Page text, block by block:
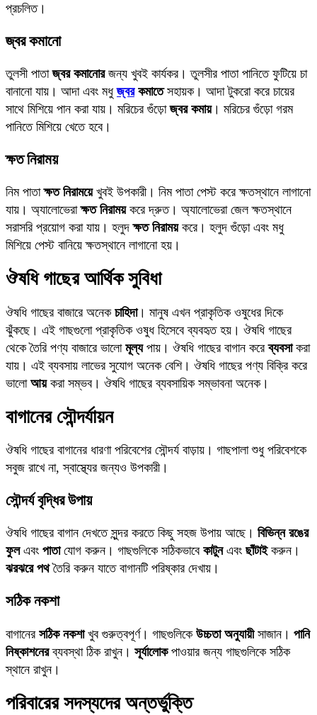
প্রচলিত।
জ্বর কমানো
তুলসী পাতাজ্বর কমানোরজন্য খুবই কার্যকর। তুলসীর পাতা পানিতে ফুটিয়ে চা
বানানো যায়। আদা এবং মধুজ্বরকমাতেসহায়ক। আদা টুকরো করে চায়ের
সাথে মিশিয়ে পান করা যায়। মরিচের গুঁড়োজ্বর কমায়। মরিচের গুঁড়ো গরম
পানিতে মিশিয়ে খেতে হবে।
ক্ষত নিরাময়
নিম পাতাক্ষত নিরাময়েখুবই উপকারী। নিম পাতা পেস্ট করে ক্ষতস্থানে লাগানো
যায়। অ্যালোভেরাক্ষত নিরাময়করে দ্রুত। অ্যালোভেরা জেল ক্ষতস্থানে
সরাসরি প্রয়োগ করা যায়। হলুদক্ষত নিরাময়করে। হলুদ গুঁড়ো এবং মধু
মিশিয়ে পেস্ট বানিয়ে ক্ষতস্থানে লাগানো হয়।
ঔষধি গাছের আর্থিক সুবিধা
ঔষধি গাছের বাজারে অনেক চাহিদা। মানুষ এখন প্রাকৃতিক ওষুধের দিকে
ঝুঁকছে। এই গাছগুলো প্রাকৃতিক ওষুধ হিসেবে ব্যবহৃত হয়। ঔষধি গাছের
থেকে তৈরি পণ্য বাজারে ভালো মূল্যপায়। ঔষধি গাছের বাগান করেব্যবসাকরা
যায়। এই ব্যবসায় লাভের সুযোগ অনেক বেশি। ঔষধি গাছের পণ্য বিক্রি করে
ভালো আয়করা সম্ভব। ঔষধি গাছের ব্যবসায়িক সম্ভাবনা অনেক।
বাগানের সৌন্দর্যায়ন
ঔষধি গাছের বাগানের ধারণা পরিবেশের সৌন্দর্য বাড়ায়। গাছপালা শুধু পরিবেশকে
সবুজ রাখে না, স্বাস্থ্যের জন্যও উপকারী।
সৌন্দর্য বৃদ্ধির উপায়
ঔষধি গাছের বাগান দেখতে সুন্দর করতে কিছু সহজ উপায় আছে। বিভিন্ন রঙের
ফুলএবং পাতাযোগ করুন। গাছগুলিকে সঠিকভাবে কাটুনএবং ছাঁটাইকরুন।
ঝরঝরে পথতৈরি করুন যাতে বাগানটি পরিষ্কার দেখায়।
সঠিক নকশা
বাগানের সঠিক নকশাখুব গুরুত্বপূর্ণ। গাছগুলিকে উচ্চতা অনুযায়ীসাজান। পানি
নিষ্কাশনেরব্যবস্থা ঠিক রাখুন। সূর্যালোকপাওয়ার জন্য গাছগুলিকে সঠিক
স্থানে রাখুন।
পরিবারের সদস্যদের অন্তর্ভুক্তি